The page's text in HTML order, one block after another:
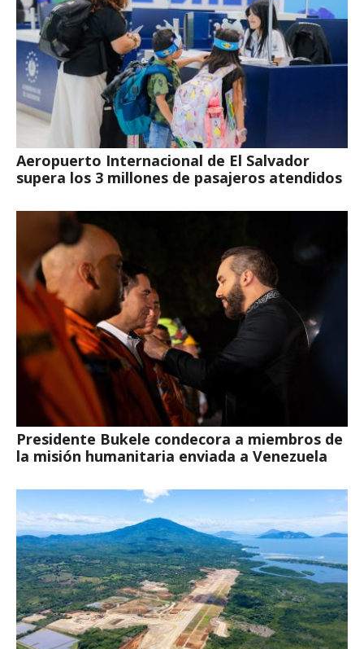
Aeropuerto Internacional de El Salvador
supera los 3 millones de pasajeros atendidos
Presidente Bukele condecora a miembros de
la misión humanitaria enviada a Venezuela